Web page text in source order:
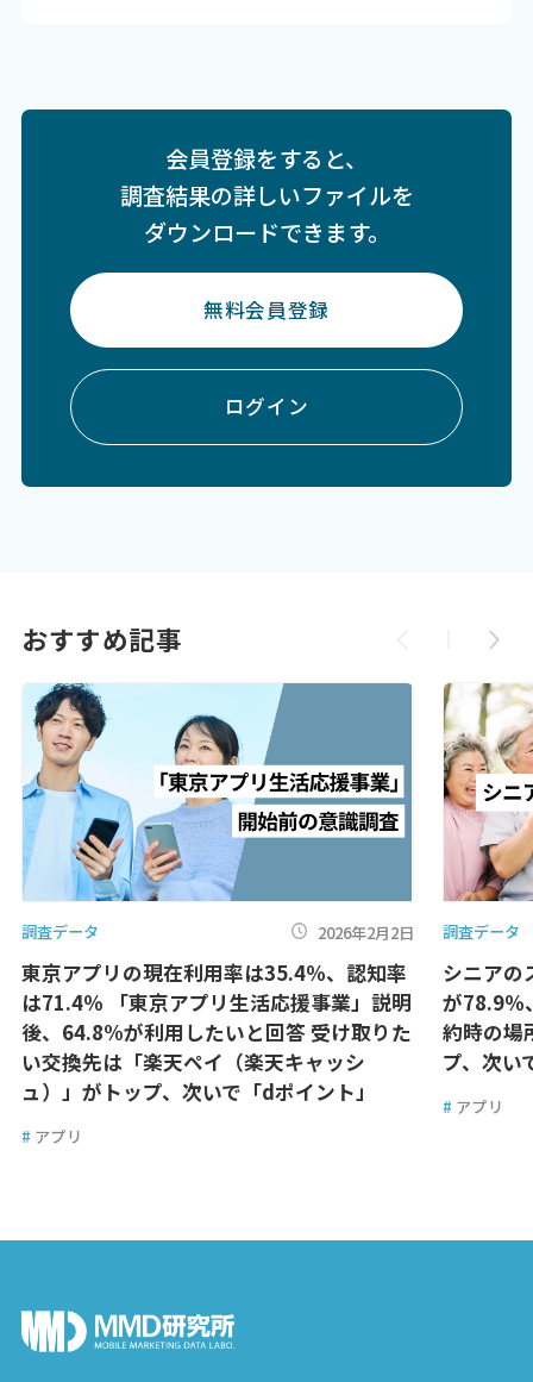
会員登録をすると、
調査結果の詳しいファイルを
ダウンロードできます。
無料会員登録
ログイン
おすすめ記事
調査データ 2026年2月2日
東京アプリの現在利用率は35.4％、認知率
は71.4％ 「東京アプリ生活応援事業」説明
後、64.8%が利用したいと回答 受け取りた
い交換先は「楽天ペイ（楽天キャッシ
ュ）」がトップ、次いで「dポイント」
# アプリ
調査データ
シニアの
が78.9％
約時の場
プ、次い
# アプリ